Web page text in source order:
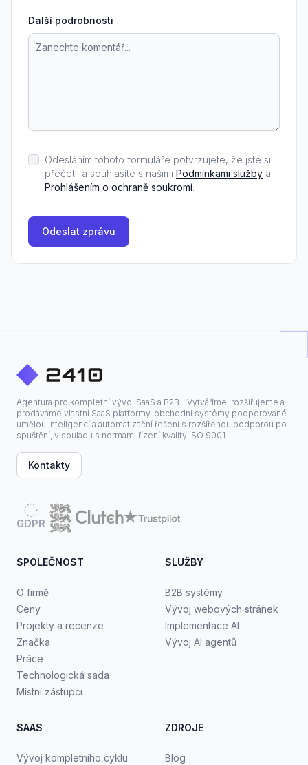
Další podrobnosti
Odesláním tohoto formuláře potvrzujete, že jste si
přečetli a souhlasíte s našimi Podmínkami služby a
Prohlášením o ochraně soukromí.
Odeslat zprávu
Agentura pro kompletní vývoj SaaS a B2B - Vytváříme, rozšiřujeme a
prodáváme vlastní SaaS platformy, obchodní systémy podporované
umělou inteligencí a automatizační řešení s rozšířenou podporou po
spuštění, v souladu s normami řízení kvality ISO 9001.
Kontakty
GDPR
SPOLEČNOST
O firmě
Ceny
Projekty a recenze
Značka
Práce
Technologická sada
Místní zástupci
SLUŽBY
B2B systémy
Vývoj webových stránek
Implementace AI
Vývoj AI agentů
SAAS
Vývoj kompletního cyklu
ZDROJE
Blog